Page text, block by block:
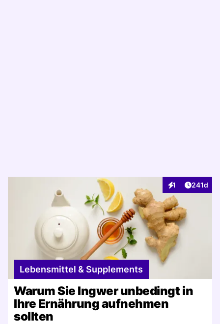
1
Interaktionen
Artikel
241d
Lebensmittel & Supplements
Warum Sie Ingwer unbedingt in
Ihre Ernährung aufnehmen
sollten